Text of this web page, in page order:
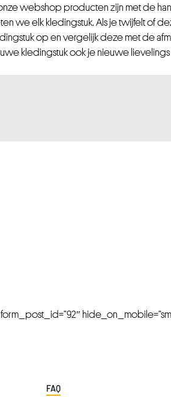
webshop producten zijn met de
we elk kledingstuk. Als je twijfelt of
op en vergelijk deze met de
kledingstuk ook je nieuwe lievelings
FAQ